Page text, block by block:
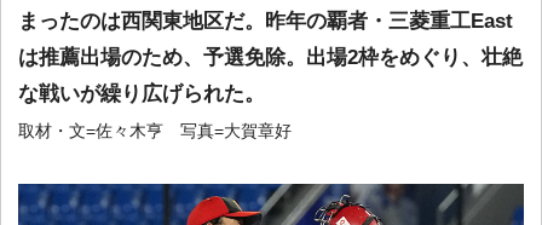
まったのは西関東地区だ。昨年の覇者・三菱重工East
は推薦出場のため、予選免除。出場2枠をめぐり、壮絶
な戦いが繰り広げられた。
取材・文=佐々木亨 写真=大賀章好